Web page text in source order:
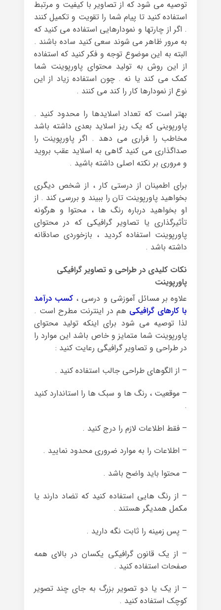
توصیه می شود که از تصاویر با کیفیت و مرتبط
استفاده کنید تا پیام شما را تقویت و تکمیل کنند
. اگر از چارتها و نمودارهایی استفاده می کنید که
به مرور ظاهر می شوند سعی کنید ساده باشند .
البته به این موضوع توجه و فکر کنید که استفاده
از این روش به تولید محتوای پاورپوینت شما
کمک می کند یا نه . چون استفاده زیاد از این
نوع از نمودارها کار را کند می کنند .
بهتر است که تعداد اسلایدها را محدود کنید .
پاورپوینی که یک ریز اسلاید بعدی داشته باشد
مخاطب را فراری می دهد . اگر پاورپوینت را
صداگذاری می کنید گاهی به اسلاید عقب بروید
و مروری بر نکته اصلی داشته باشید .
برای اطمینان از درستی کار ، از شخص دیگری
بخواهید پاورپوینت تان را ببیند و بررسی کند . از
او بخواهید درباره رنگ ها ، محتوا و هرگونه
تأثیرگذاری یا تصاویر گرافیکی که در محتوای
پاورپوینت استفاده کردید ، بازخوردی صادقانه
داشته باشد .
نکات کلیدی در طراحی و تصاویر گرافیکی
پاورپوینت
علاوه بر مسائل آموزشی و درسی ،کسب درآمد
با کارهای گرافیکی هم در اینترنت مطرح است .
لذا توصیه می شود برای اینکه تولید محتوای
پاورپوینت شما متمایز و خاص باشد این موارد را
در طراحی و تصاویر گرافیگی رعایت کنید :
– از الگوهای طراحی جالب استفاده کنید .
– موقعیت ، رنگ ها و سبک ها را استاندارد کنید
.
– فقط اطلاعات لازم را درج کنید .
– اطلاعات را به موارد ضروری محدود نمایید .
– محتوا باید واضح باشد .
– از رنگ هایی استفاده کنید که تضاد دارند یا
مکمل همدیگر هستند .
– پس زمینه را ثابت نگه دارید .
– از یک قانون گرافیکی یکسان در بالای همه
صفحات استفاده کنید .
– از یک یا دو تصویر بزرگ به جای چند تصویر
کوچک استفاده کنید .